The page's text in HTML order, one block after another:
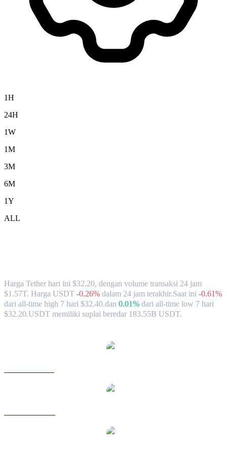
1H
24H
1W
1M
3M
6M
1Y
ALL
Harga Tether hari ini $32.20, dengan volume transaksi 24 jam
$1.57T. Harga USDT -0.26% dalam 24 jam terakhir.Saat ini -0.61%
dari all-time high 7 hari $32.40.dan 0.01% dari all-time low 7 hari
$32.20.USDT memiliki suplai beredar 183.55B USDT.